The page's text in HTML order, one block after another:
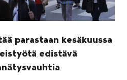
parastaan kesäkuussa
edistävä